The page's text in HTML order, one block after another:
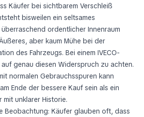
Käufer bei sichtbarem Verschleiß
bisweilen ein seltsames
ordentlicher Innenraum
aber kaum Mühe bei der
des Fahrzeugs. Bei einem IVECO-
genau diesen Widerspruch zu achten.
normalen Gebrauchsspuren kann
Ende der bessere Kauf sein als ein
mit unklarer Historie.
Beobachtung: Käufer glauben oft, dass